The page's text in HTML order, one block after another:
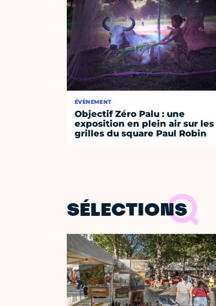
ÉVÈNEMENT
Objectif Zéro Palu : une
exposition en plein air sur les
grilles du square Paul Robin
SÉLECTIONS